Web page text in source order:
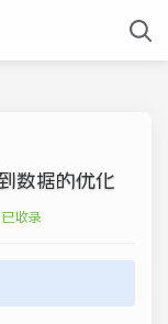
数据的优化
已收录